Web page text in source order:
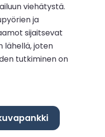
viehätystä.
ja
sijaitsevat
lähellä, joten
tutkiminen on